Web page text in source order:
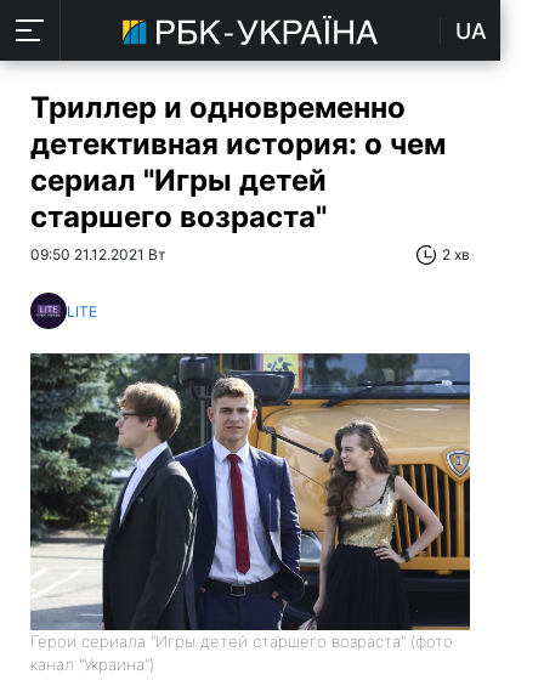
UA
Триллер и одновременно
детективная история: о чем
сериал "Игры детей
старшего возраста"
09:50 21.12.2021 Вт 2 хв
LITE
Герои сериала "Игры детей старшего возраста" (фото:
канал "Украина")